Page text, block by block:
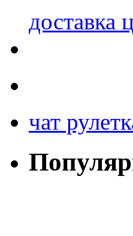
доставка
чат